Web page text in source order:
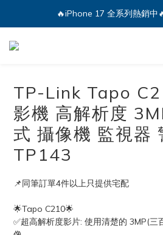
🔥iPhone 17 全系列熱銷中
🔥iPhone 17 全系列熱銷
TP-Link Tapo
影機 高解析度
式 攝像機 監視器
TP143
📌同筆訂單4件以上只提供宅配
🌟Tapo C210🌟
✅超高解析度影片: 使用清楚的 3MP(三